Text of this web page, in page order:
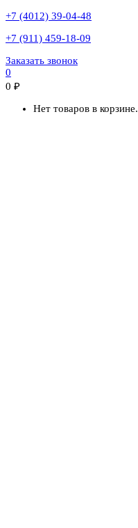
+7 (4012) 39-04-48
+7 (911) 459-18-09
Заказать звонок
0
0 ₽
Нет товаров в корзине.